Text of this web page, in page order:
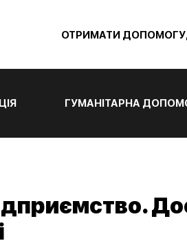
ОТРИМАТИ ДОПОМОГУ
ГУМАНІТАРНА